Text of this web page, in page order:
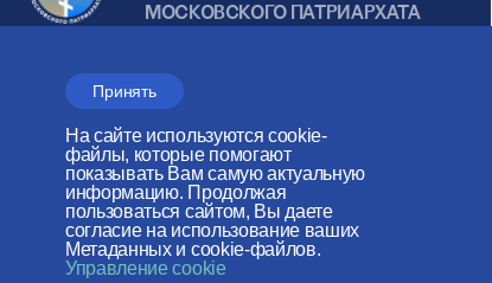
Принять
На сайте используются cookie-
файлы, которые помогают
показывать Вам самую актуальную
информацию. Продолжая
пользоваться сайтом, Вы даете
согласие на использование ваших
Метаданных и cookie-файлов.
Управление cookie
МОСКОВСКОГО ПАТРИАРХАТА
Сайт действует при
поддержке
Российского фонда мира
Веб-сайт создан при содействии
Фонда поддержки христианской
культуры и наследия